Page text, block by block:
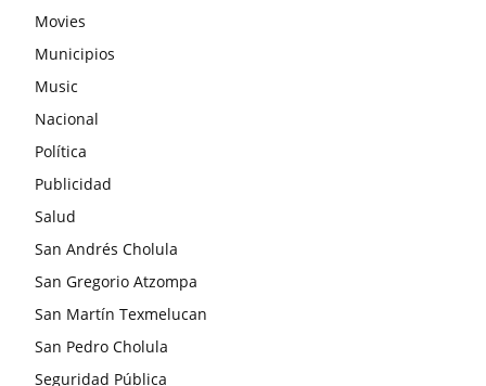
Movies
Municipios
Music
Nacional
Política
Publicidad
Salud
San Andrés Cholula
San Gregorio Atzompa
San Martín Texmelucan
San Pedro Cholula
Seguridad Pública